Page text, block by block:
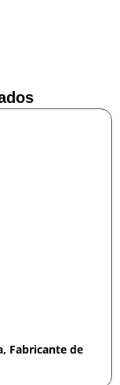
Fabricante de